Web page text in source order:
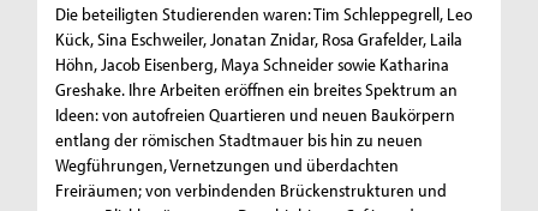
Die beteiligten Studierenden waren: Tim Schleppegrell, Leo
Kück, Sina Eschweiler, Jonatan Znidar, Rosa Grafelder, Laila
Höhn, Jacob Eisenberg, Maya Schneider sowie Katharina
Greshake. Ihre Arbeiten eröffnen ein breites Spektrum an
Ideen: von autofreien Quartieren und neuen Baukörpern
entlang der römischen Stadtmauer bis hin zu neuen
Wegführungen, Vernetzungen und überdachten
Freiräumen; von verbindenden Brückenstrukturen und